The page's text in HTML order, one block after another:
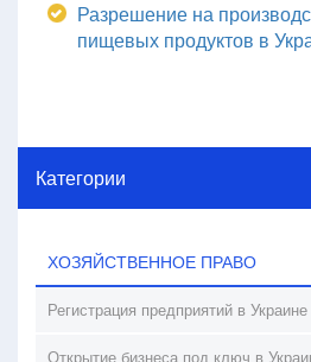
Разрешение на
пищевых продуктов в
Категории
ХОЗЯЙСТВЕННОЕ ПРАВО
Регистрация предприятий в Украине
Открытие бизнеса под ключ в